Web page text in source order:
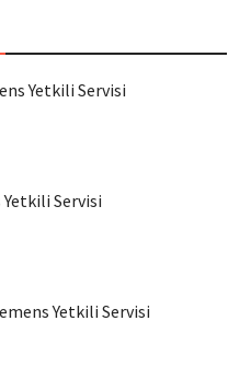
Yetkili Servisi
Servisi
Yetkili Servisi